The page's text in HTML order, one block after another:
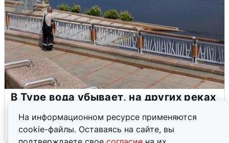
На информационном ресурсе применяются
cookie-файлы. Оставаясь на сайте, вы
В Туре вода убывает, на других реках
4 августа 0